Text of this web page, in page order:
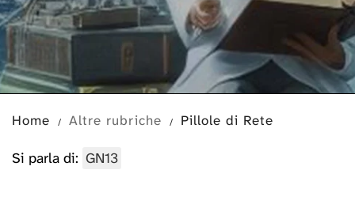
Home Altre rubriche Pillole di Rete
Si parla di: GN13